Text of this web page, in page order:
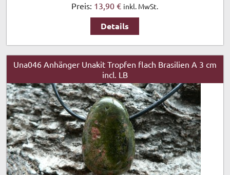
Preis: 13,90 € inkl. MwSt.
Details
Una046 Anhänger Unakit Tropfen flach Brasilien A 3 cm
incl. LB